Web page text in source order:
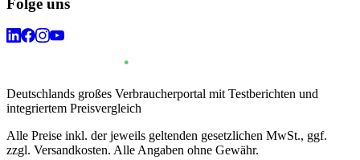
Folge uns
Deutschlands großes Verbraucherportal mit Testberichten und
integriertem Preisvergleich
Alle Preise inkl. der jeweils geltenden gesetzlichen MwSt., ggf.
zzgl. Versandkosten. Alle Angaben ohne Gewähr.